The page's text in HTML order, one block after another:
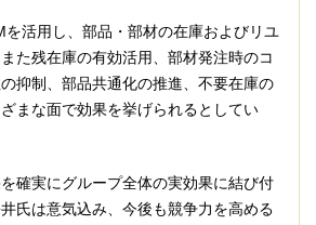
活用し、部品・部材の在庫およびリユ
た残在庫の有効活用、部材発注時のコ
抑制、部品共通化の推進、不要在庫の
まな面で効果を挙げられるとしてい
を確実にグループ全体の実効果に結び付
氏は意気込み、今後も競争力を高める